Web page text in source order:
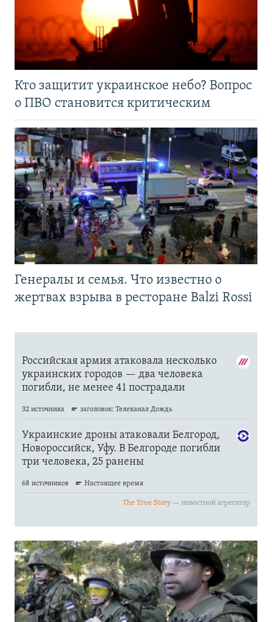
Кто защитит украинское небо? Вопрос
о ПВО становится критическим
Генералы и семья. Что известно о
жертвах взрыва в ресторане Balzi Rossi